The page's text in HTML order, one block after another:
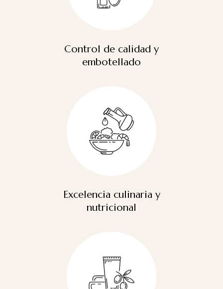
Control de calidad y
embotellado
Excelencia culinaria y
nutricional